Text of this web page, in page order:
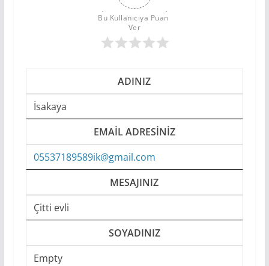
Bu Kullanıcıya Puan
Ver
ADINIZ
İsakaya
EMAIL ADRESINIZ
05537189589ik@gmail.com
MESAJINIZ
Çitti evli
SOYADINIZ
Empty